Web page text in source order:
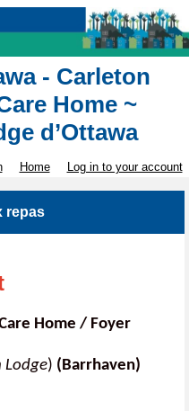
- Carleton
Home ~
d’Ottawa
Home Log in to your account
repas
Home / Foyer
Lodge) (Barrhaven)